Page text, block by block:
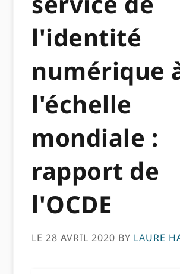
l'identité
numérique
l'échelle
mondiale :
rapport de
l'OCDE
LE 28 AVRIL 2020 BY LAURE